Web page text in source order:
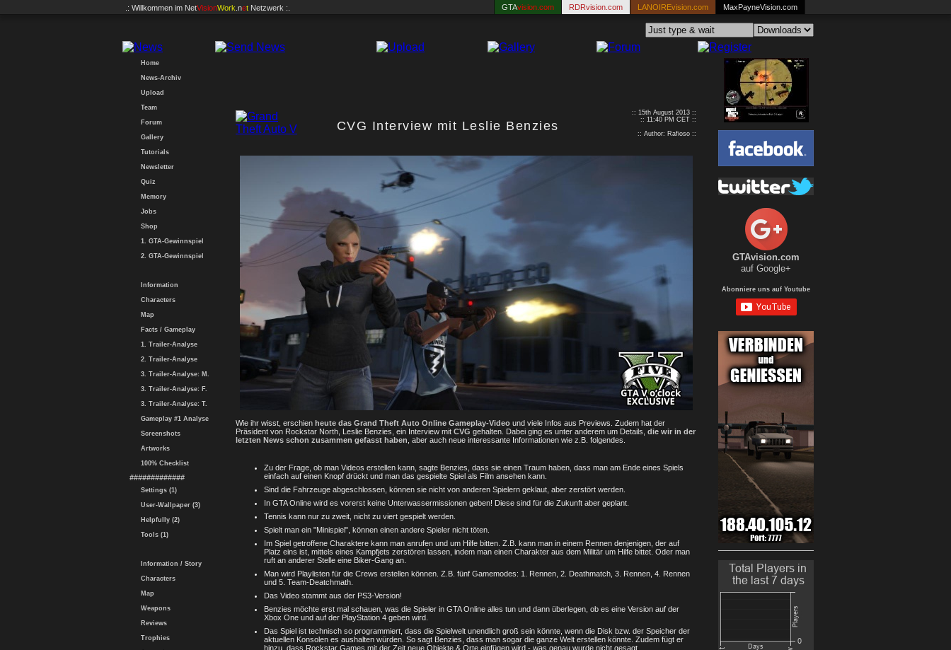
.: Willkommen im NetVisionWork .net Netzwerk :. GTAvision.com RDRvision.com LANOIREvision.com MaxPayneVision.com
Home
News-Archiv
Upload
Team
Forum
Gallery
Tutorials
Newsletter
Quiz
Memory
Jobs
Shop
1. GTA-Gewinnspiel
2. GTA-Gewinnspiel
Information
Characters
Map
Facts / Gameplay
1. Trailer-Analyse
2. Trailer-Analyse
3. Trailer-Analyse: M.
3. Trailer-Analyse: F.
3. Trailer-Analyse: T.
Gameplay #1 Analyse
Screenshots
Artworks
100% Checklist
#############
Settings (1)
User-Wallpaper (3)
Helpfully (2)
Tools (1)
Information / Story
Characters
Map
Weapons
Reviews
Trophies
CVG Interview mit Leslie Benzies
:: 15th August 2013 ::
:: 11:40 PM CET ::
:: Author: Rafioso ::
Wie ihr wisst, erschien heute das Grand Theft Auto Online Gameplay-Video und viele Infos aus Previews. Zudem hat der
Präsident von Rockstar North, Leslie Benzies, ein Interview mit CVG gehalten. Dabei ging es unter anderem um Details, die wir in der
letzten News schon zusammen gefasst haben , aber auch neue interessante Informationen wie z.B. folgendes.
Zu der Frage, ob man Videos erstellen kann, sagte Benzies, dass sie einen Traum haben, dass man am Ende eines Spiels
einfach auf einen Knopf drückt und man das gespielte Spiel als Film ansehen kann.
Sind die Fahrzeuge abgeschlossen, können sie nicht von anderen Spielern geklaut, aber zerstört werden.
In GTA Online wird es vorerst keine Unterwassermissionen geben! Diese sind für die Zukunft aber geplant.
Tennis kann nur zu zweit, nicht zu viert gespielt werden.
Spielt man ein "Minispiel", können einen andere Spieler nicht töten.
Im Spiel getroffene Charaktere kann man anrufen und um Hilfe bitten. Z.B. kann man in einem Rennen denjenigen, der auf
Platz eins ist, mittels eines Kampfjets zerstören lassen, indem man einen Charakter aus dem Militär um Hilfe bittet. Oder man
ruft an anderer Stelle eine Biker-Gang an.
Man wird Playlisten für die Crews erstellen können. Z.B. fünf Gamemodes: 1. Rennen, 2. Deathmatch, 3. Rennen, 4. Rennen
und 5. Team-Deatchmath.
Das Video stammt aus der PS3-Version!
Benzies möchte erst mal schauen, was die Spieler in GTA Online alles tun und dann überlegen, ob es eine Version auf der
Xbox One und auf der PlayStation 4 geben wird.
Das Spiel ist technisch so programmiert, dass die Spielwelt unendlich groß sein könnte, wenn die Disk bzw. der Speicher der
aktuellen Konsolen es aushalten würden. So sagt Benzies, dass man sogar die ganze Welt erstellen könnte. Zudem fügt er
hinzu, dass Rockstar Games mit der Zeit neue Objekte & Orte einfügen wird - was genau wurde nicht gesagt.
GTAvision.com
auf Google+
Abonniere uns auf Youtube